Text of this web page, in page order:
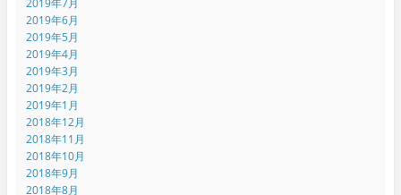
2019年7月
2019年6月
2019年5月
2019年4月
2019年3月
2019年2月
2019年1月
2018年12月
2018年11月
2018年10月
2018年9月
2018年8月